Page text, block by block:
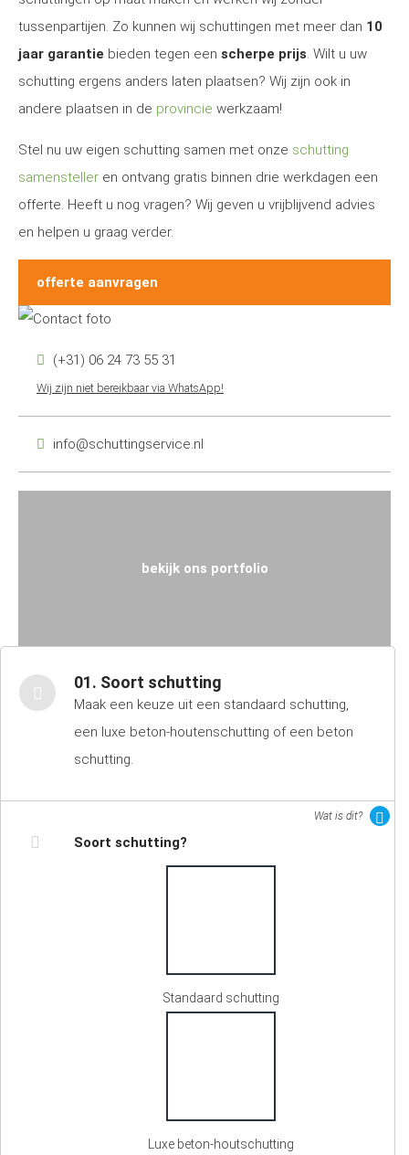
tussenpartijen. Zo kunnen wij schuttingen met meer dan 10
jaar garantie bieden tegen een scherpe prijs. Wilt u uw
schutting ergens anders laten plaatsen? Wij zijn ook in
andere plaatsen in de provincie werkzaam!
Stel nu uw eigen schutting samen met onze schutting
samensteller en ontvang gratis binnen drie werkdagen een
offerte. Heeft u nog vragen? Wij geven u vrijblijvend advies
en helpen u graag verder.
offerte aanvragen
(+31) 06 24 73 55 31
Wij zijn niet bereikbaar via WhatsApp!
info@schuttingservice.nl
bekijk ons portfolio
01. Soort schutting
Maak een keuze uit een standaard schutting,
een luxe beton-houtenschutting of een beton
schutting.
Wat is dit?
Soort schutting?
Standaard schutting
Luxe beton-houtschutting